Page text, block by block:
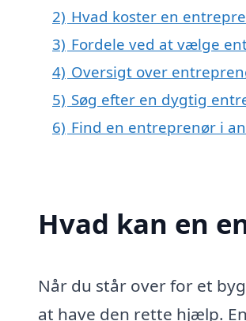
2) Hvad koster en
3) Fordele ved at vælge
4) Oversigt over
5) Søg efter en dygtig
6) Find en entreprenør i
Hvad kan en
Når du står over for et
at have den rette hjælp.